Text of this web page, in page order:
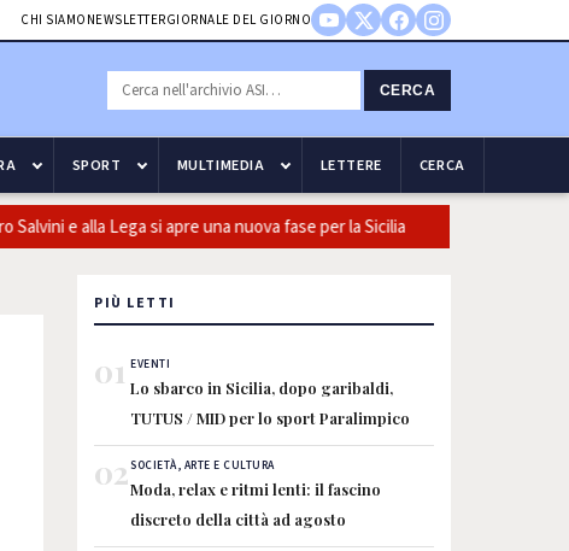
CHI SIAMO NEWSLETTERGIORNALE DEL GIORNO
CERCA
SPORT MULTIMEDIA LETTERE CERCA
e alla Lega si apre una nuova fase per la Sicilia
PIÙ LETTI
01 EVENTI
Lo sbarco in Sicilia, dopo garibaldi,
TUTUS / MID per lo sport Paralimpico
02SOCIETÀ, ARTE E CULTURA
Moda, relax e ritmi lenti: il fascino
discreto della città ad agosto